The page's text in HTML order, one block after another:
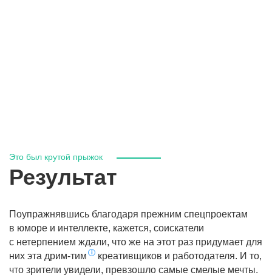
Это был крутой прыжок
Результат
Поупражнявшись благодаря прежним спецпроектам
в юморе и интеллекте, кажется, соискатели
с нетерпением ждали, что же на этот раз придумает для
них эта дрим-тим
креативщиков и работодателя. И то,
что зрители увидели, превзошло самые смелые мечты.